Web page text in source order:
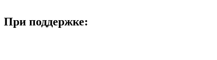
При поддержке: